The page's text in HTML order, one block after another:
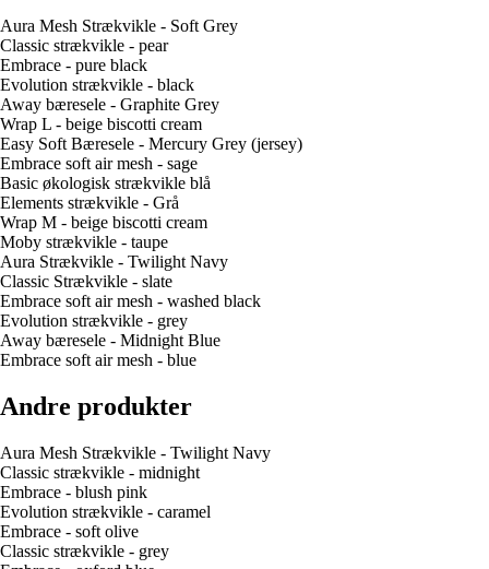
Aura Mesh Strækvikle - Soft Grey
Classic strækvikle - pear
Embrace - pure black
Evolution strækvikle - black
Away bæresele - Graphite Grey
Wrap L - beige biscotti cream
Easy Soft Bæresele - Mercury Grey (jersey)
Embrace soft air mesh - sage
Basic økologisk strækvikle blå
Elements strækvikle - Grå
Wrap M - beige biscotti cream
Moby strækvikle - taupe
Aura Strækvikle - Twilight Navy
Classic Strækvikle - slate
Embrace soft air mesh - washed black
Evolution strækvikle - grey
Away bæresele - Midnight Blue
Embrace soft air mesh - blue
Andre produkter
Aura Mesh Strækvikle - Twilight Navy
Classic strækvikle - midnight
Embrace - blush pink
Evolution strækvikle - caramel
Embrace - soft olive
Classic strækvikle - grey